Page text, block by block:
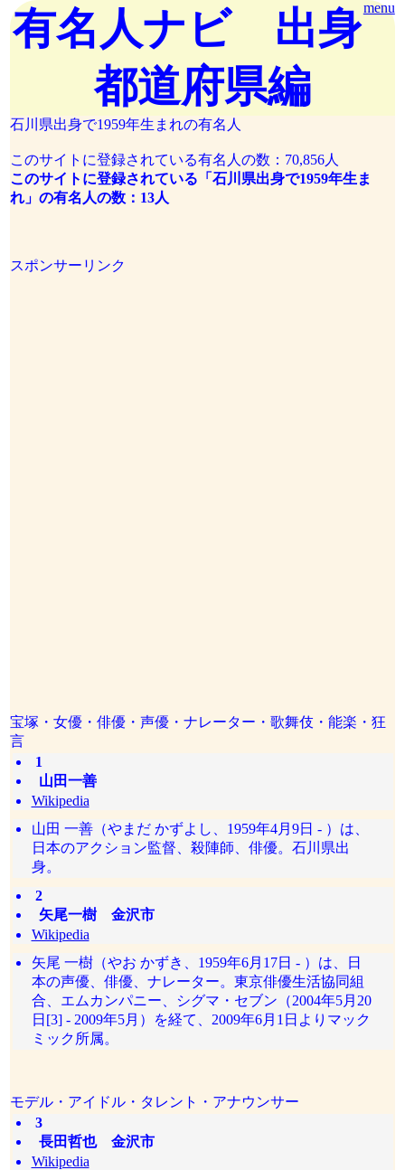
menu
有名人ナビ 出身
都道府県編
石川県出身で1959年生まれの有名人
このサイトに登録されている有名人の数：70,856人
このサイトに登録されている「石川県出身で1959年生ま
れ」の有名人の数：13人
スポンサーリンク
宝塚・女優・俳優・声優・ナレーター・歌舞伎・能楽・狂
言
1
山田一善
Wikipedia
山田 一善（やまだ かずよし、1959年4月9日 - ）は、
日本のアクション監督、殺陣師、俳優。石川県出
身。
2
矢尾一樹 金沢市
Wikipedia
矢尾 一樹（やお かずき、1959年6月17日 - ）は、日
本の声優、俳優、ナレーター。東京俳優生活協同組
合、エムカンパニー、シグマ・セブン（2004年5月20
日[3] - 2009年5月）を経て、2009年6月1日よりマック
ミック所属。
モデル・アイドル・タレント・アナウンサー
3
長田哲也 金沢市
Wikipedia